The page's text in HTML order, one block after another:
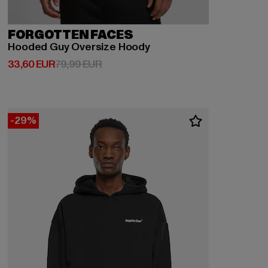
FORGOTTEN FACES
Hooded Guy Oversize Hoody
33,60 EUR
Derzeitiger Preis: 33,60 EUR
79,99 EURAktionspreis: 79,99 EUR
-29%